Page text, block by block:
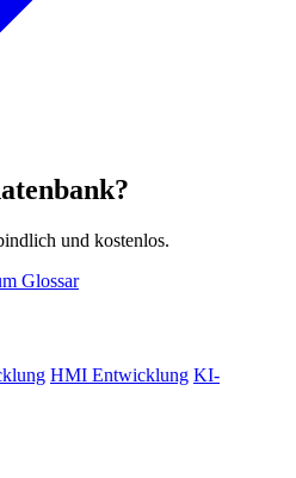
und kostenlos.
Glossar
HMI Entwicklung KI-